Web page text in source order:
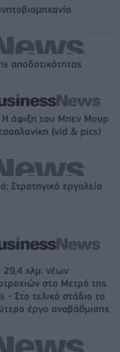
αποδοτικότητας
άφιξη του Μπεν Μουρ
(vid & pics)
Στρατηγικό εργαλείο
29,4 χλμ. νέων
στο Μετρό της
- Στο τελικό στάδιο το
έργο αναβάθμισης